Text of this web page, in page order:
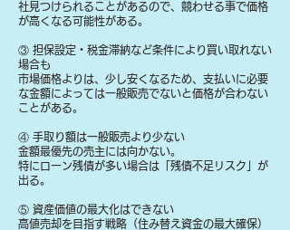
社見つけられることがあるので、競わせる事で価格
が高くなる可能性がある。
③ 担保設定・税金滞納など条件により買い取れない
場合も
​市場価格よりは、少し安くなるため、支払いに必要
な金額によっては一般販売でないと価格が合わない
ことがある。
④ 手取り額は一般販売より少ない
金額最優先の売主には向かない。
特にローン残債が多い場合は「残債不足リスク」が
出る。
⑤ 資産価値の最大化はできない
高値売却を目指す戦略（住み替え資金の最大確保）